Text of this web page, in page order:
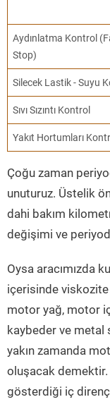
Aydınlatma Kontrol
Stop)
Silecek Lastik - Suyu
Sıvı Sızıntı Kontrol
Yakıt Hortumları
Çoğu zaman
unuturuz. Üstelik
dahi bakım
değişimi ve
Oysa aracımızda
içerisinde
motor yağ, motor
kaybeder ve metal
yakın zamanda
oluşacak demektir.
gösterdiği iç